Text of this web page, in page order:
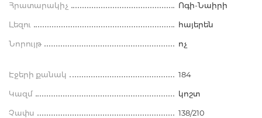
Հրատարակիչ Ոգի-Նաիրի
Լեզու հայերեն
Նորույթ ոչ
Էջերի քանակ 184
Կազմ կոշտ
Չափս 138/210